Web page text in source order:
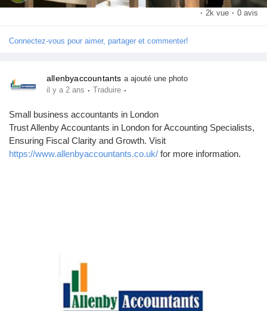
· 2k vue · 0 avis
Connectez-vous pour aimer, partager et commenter!
allenbyaccountants a ajouté une photo
il y a 2 ans · Traduire ·
Small business accountants in London
Trust Allenby Accountants in London for Accounting Specialists,
Ensuring Fiscal Clarity and Growth. Visit
https://www.allenbyaccountants.co.uk/ for more information.